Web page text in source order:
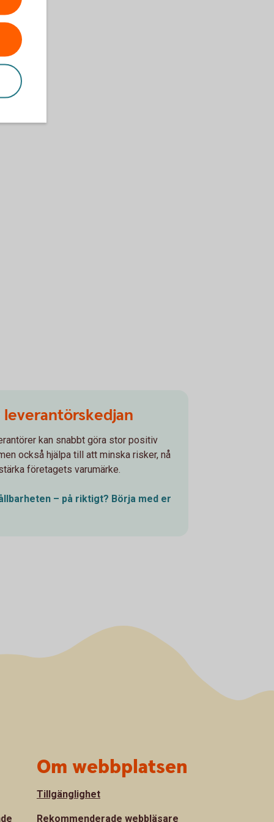
leverantörskedjan
kan snabbt göra stor positiv
också hjälpa till att minska risker, nå
företagets varumärke.
– på riktigt? Börja med er
Om webbplatsen
Tillgänglighet
Rekommenderade webbläsare